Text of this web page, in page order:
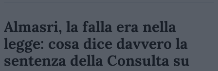
Almasri, la falla era nella
legge: cosa dice davvero la
sentenza della Consulta su